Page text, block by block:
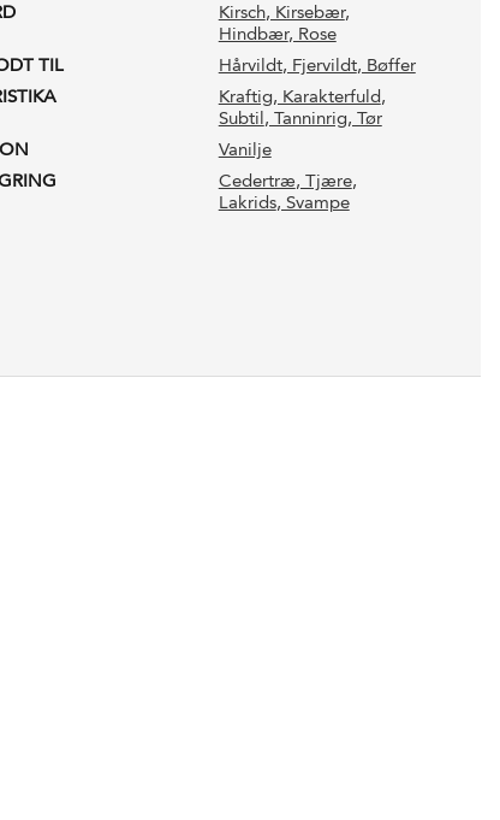
Kirsch, Kirsebær,
Hindbær, Rose
TIL
Hårvildt, Fjervildt, Bøffer
Kraftig, Karakterfuld,
Subtil , Tanninrig, Tør
Vanilje
Cedertræ, Tjære,
Lakrids, Svampe